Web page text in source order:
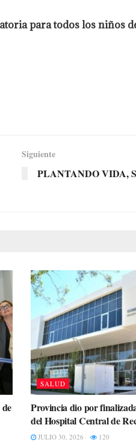
para todos los niños
Siguiente
PLANTANDO VIDA,
SALUD
Provincia dio por
del Hospital Central de
JULIO 30, 2026 120